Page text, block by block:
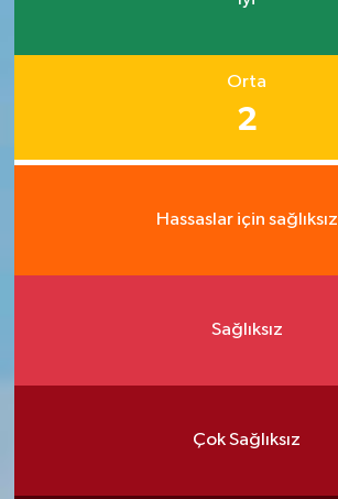
Orta
2
Hassaslar için sağlıksız
Sağlıksız
Çok Sağlıksız